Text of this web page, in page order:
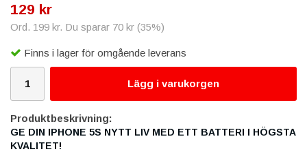
129 kr
Ord. 199 kr. Du sparar 70 kr (35%)
Finns i lager för omgående leverans
Lägg i varukorgen
Produktbeskrivning:
GE DIN IPHONE 5S NYTT LIV MED ETT BATTERI I HÖGSTA
KVALITET!